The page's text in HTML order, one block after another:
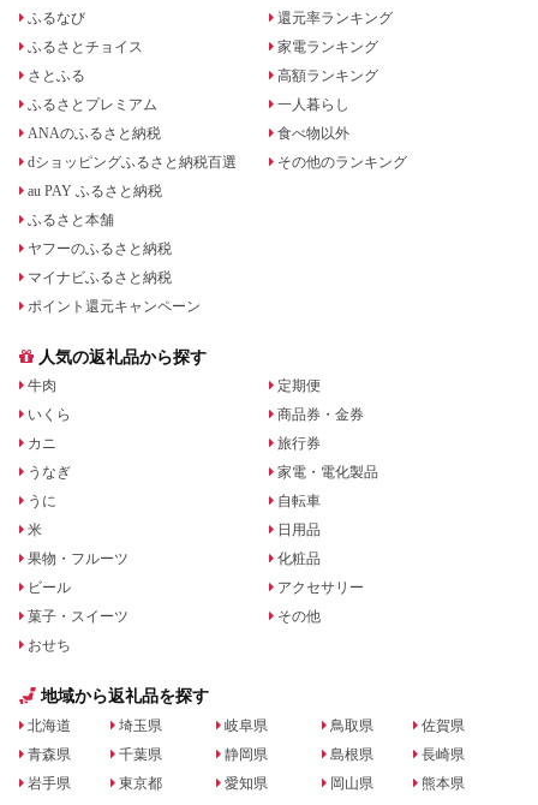
ふるなび
ふるさとチョイス
さとふる
ふるさとプレミアム
ANAのふるさと納税
dショッピングふるさと納税百選
au PAY ふるさと納税
ふるさと本舗
ヤフーのふるさと納税
マイナビふるさと納税
ポイント還元キャンペーン
還元率ランキング
家電ランキング
高額ランキング
一人暮らし
食べ物以外
その他のランキング
人気の返礼品から探す
牛肉
いくら
カニ
うなぎ
うに
米
果物・フルーツ
ビール
菓子・スイーツ
おせち
定期便
商品券・金券
旅行券
家電・電化製品
自転車
日用品
化粧品
アクセサリー
その他
地域から返礼品を探す
北海道
青森県
岩手県
埼玉県
千葉県
東京都
岐阜県
静岡県
愛知県
鳥取県
島根県
岡山県
佐賀県
長崎県
熊本県